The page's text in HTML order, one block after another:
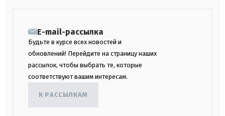
E-mail-рассылка
Будьте в курсе всех новостей и
обновлений! Перейдите на страницу наших
рассылок, чтобы выбрать те, которые
соответствуют вашим интересам.
К РАССЫЛКАМ